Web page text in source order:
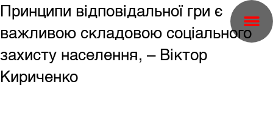
Принципи відповідальної гри є
важливою складовою соціального
захисту населення, – Віктор
Кириченко